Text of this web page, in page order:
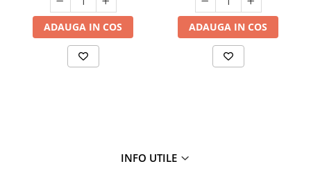
ADAUGA IN COS ADAUGA IN COS
INFO UTILE